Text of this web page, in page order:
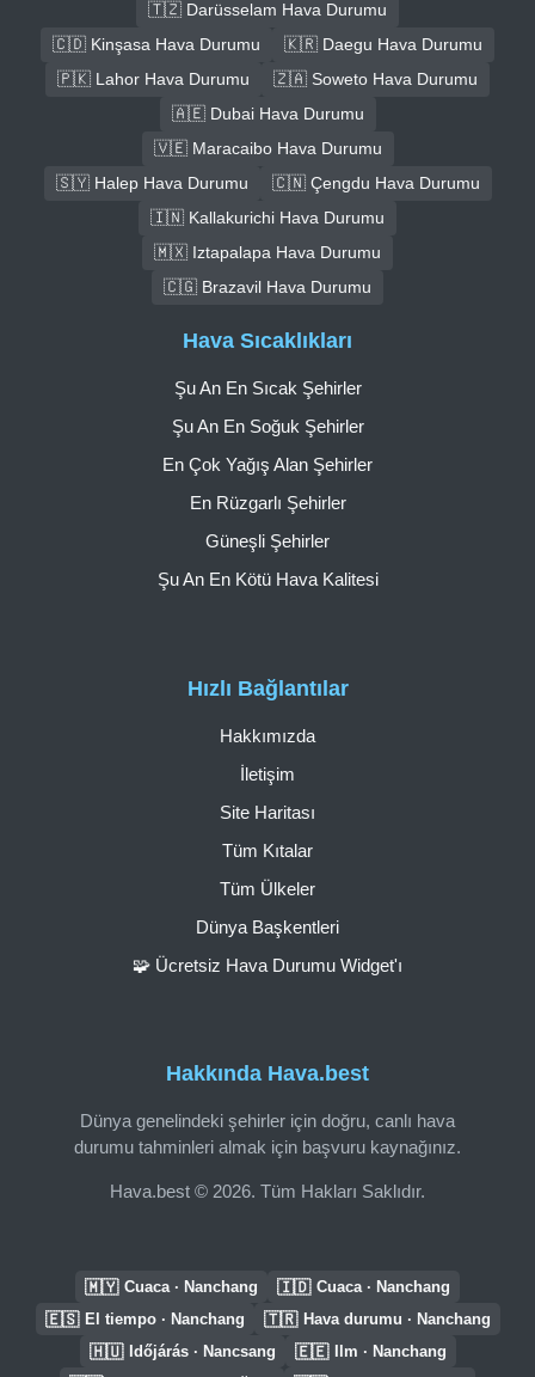
🇹🇿 Darüsselam Hava Durumu
🇨🇩 Kinşasa Hava Durumu
🇰🇷 Daegu Hava Durumu
🇵🇰 Lahor Hava Durumu
🇿🇦 Soweto Hava Durumu
🇦🇪 Dubai Hava Durumu
🇻🇪 Maracaibo Hava Durumu
🇸🇾 Halep Hava Durumu
🇨🇳 Çengdu Hava Durumu
🇮🇳 Kallakurichi Hava Durumu
🇲🇽 Iztapalapa Hava Durumu
🇨🇬 Brazavil Hava Durumu
Hakkında Hava.best
Dünya genelindeki şehirler için doğru, canlı hava
durumu tahminleri almak için başvuru kaynağınız.
Hava.best © 2026. Tüm Hakları Saklıdır.
Hızlı Bağlantılar
Hakkımızda
İletişim
Site Haritası
Tüm Kıtalar
Tüm Ülkeler
Dünya Başkentleri
🧩 Ücretsiz Hava Durumu Widget'ı
Hava Sıcaklıkları
Şu An En Sıcak Şehirler
Şu An En Soğuk Şehirler
En Çok Yağış Alan Şehirler
En Rüzgarlı Şehirler
Güneşli Şehirler
Şu An En Kötü Hava Kalitesi
🇲🇾 Cuaca · Nanchang 🇮🇩 Cuaca · Nanchang
🇪🇸 El tiempo · Nanchang 🇹🇷 Hava durumu · Nanchang
🇭🇺 Időjárás · Nancsang 🇪🇪 Ilm · Nanchang